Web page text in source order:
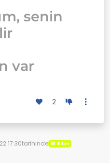
senin
var
2
17:30tarihinde Bilim